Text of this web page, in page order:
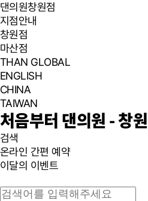
댄의원창원점
지점안내
창원점
마산점
THAN GLOBAL
ENGLISH
CHINA
TAIWAN
처음부터 댄의원 - 창원
검색
온라인 간편 예약
이달의 이벤트